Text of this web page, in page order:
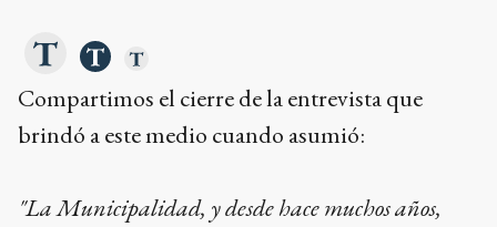
Compartimos el cierre de la entrevista que
brindó a este medio cuando asumió:
"La Municipalidad, y desde hace muchos años,